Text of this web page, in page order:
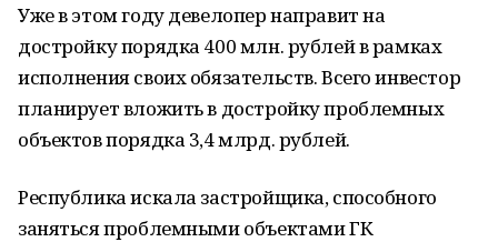
Уже в этом году девелопер направит на
достройку порядка 400 млн. рублей в рамках
исполнения своих обязательств. Всего инвестор
планирует вложить в достройку проблемных
объектов порядка 3,4 млрд. рублей.
Республика искала застройщика, способного
заняться проблемными объектами ГК